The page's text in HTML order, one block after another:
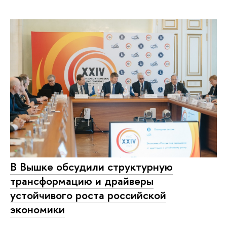
В Вышке обсудили структурную
трансформацию и драйверы
устойчивого роста российской
экономики